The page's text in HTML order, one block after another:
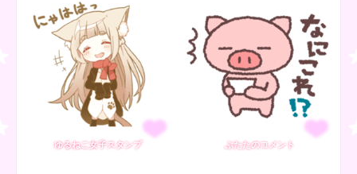
ゆるねこ女子スタンプ ぶたたのコメント